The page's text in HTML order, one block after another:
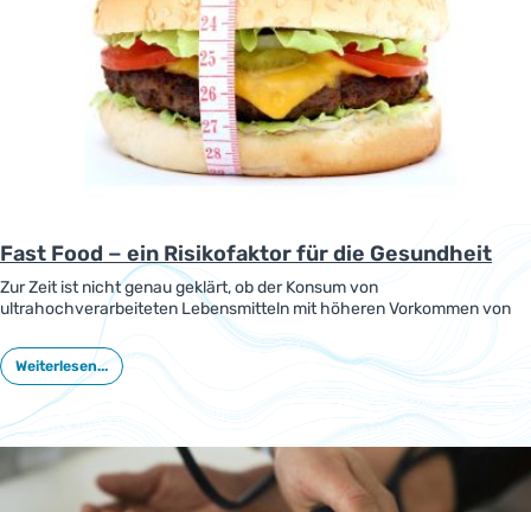
Fast Food − ein Risikofaktor für die Gesundheit
Zur Zeit ist nicht genau geklärt, ob der Konsum von
ultrahochverarbeiteten Lebensmitteln mit höheren Vorkommen von
mehreren chronischen Krankheiten verbunden ist. Forscher
überprüften in einer Studie diesen Zusammenhang.
Weiterlesen...